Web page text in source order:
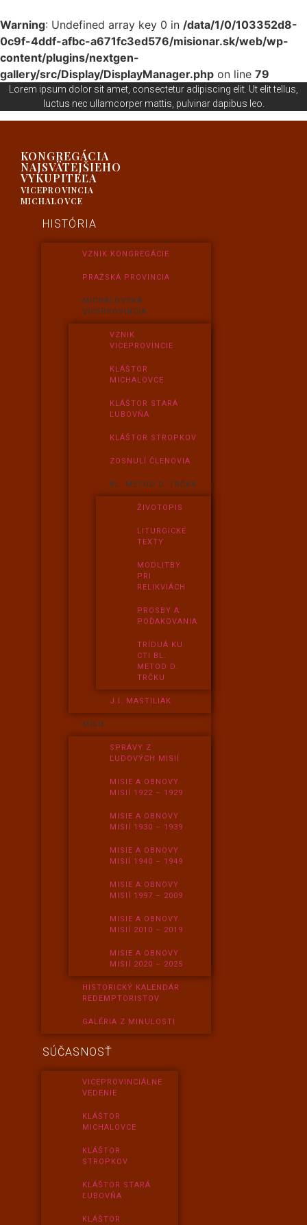
Warning: Undefined array key 0 in /data/1/0/103352d8-
0c9f-4ddf-afbc-a671fc3ed576/misionar.sk/web/wp-
content/plugins/nextgen-
gallery/src/Display/DisplayManager.php on line 79
Lorem ipsum dolor sit amet, consectetur adipiscing elit. Ut elit tellus,
luctus nec ullamcorper mattis, pulvinar dapibus leo.
KONGREGÁCIA
NAJSVÄTEJŠIEHO
VYKUPITEĽA
VICEPROVINCIA
MICHALOVCE
HISTÓRIA
VZNIK KONGREGÁCIE
PRAŽSKÁ PROVINCIA
MICHALOVSKÁ
VICEPROVINCIA
VZNIK
VICEPROVINCIE
KLÁŠTOR
MICHALOVCE
KLÁŠTOR STARÁ
ĽUBOVŇA
KLÁŠTOR STROPKOV
ZOSNULÍ ČLENOVIA
BL. METOD D. TRČKA
ŽIVOTOPIS
LITURGICKÉ
TEXTY
MODLITBY
PRI
RELIKVIÁCH
PROSBY A
POĎAKOVANIA
TRÍDUÁ KU
CTI BL.
METOD D.
TRČKU
J.I. MASTILIAK
MISIE
SPRÁVY Z
ĽUDOVÝCH MISIÍ
MISIE A OBNOVY
MISIÍ 1922 – 1929
MISIE A OBNOVY
MISIÍ 1930 – 1939
MISIE A OBNOVY
MISIÍ 1940 – 1949
MISIE A OBNOVY
MISIÍ 1997 – 2009
MISIE A OBNOVY
MISIÍ 2010 – 2019
MISIE A OBNOVY
MISIÍ 2020 – 2025
HISTORICKÝ KALENDÁR
REDEMPTORISTOV
GALÉRIA Z MINULOSTI
SÚČASNOSŤ
VICEPROVINCIÁLNE
VEDENIE
KLÁŠTOR
MICHALOVCE
KLÁŠTOR
STROPKOV
KLÁŠTOR STARÁ
ĽUBOVŇA
KLÁŠTOR